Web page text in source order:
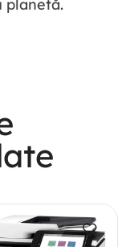
planetă.